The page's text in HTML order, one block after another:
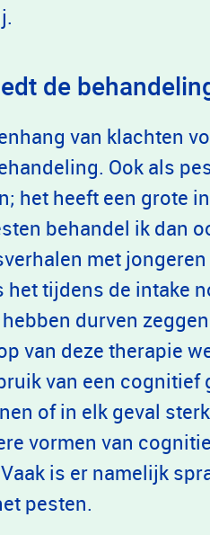
de
van klachten
Ook als
het heeft een grote
behandel ik dan
met
het tijdens de intake
durven
van deze therapie
van een
of in elk geval
vormen van
is er namelijk
pesten.